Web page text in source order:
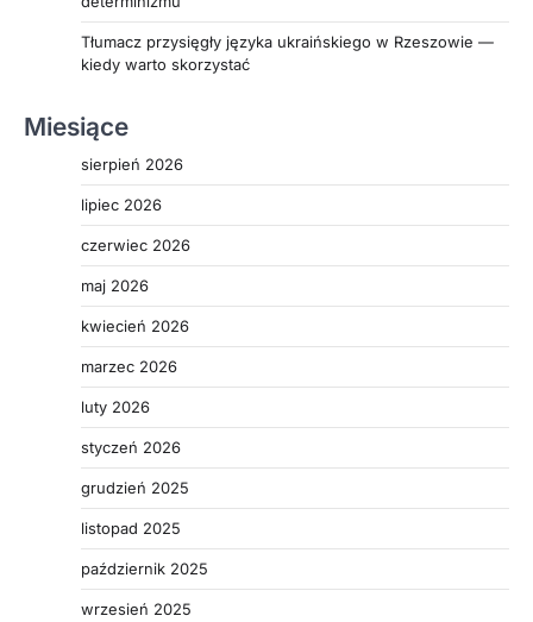
Tłumacz przysięgły języka ukraińskiego w Rzeszowie —
kiedy warto skorzystać
Miesiące
sierpień 2026
lipiec 2026
czerwiec 2026
maj 2026
kwiecień 2026
marzec 2026
luty 2026
styczeń 2026
grudzień 2025
listopad 2025
październik 2025
wrzesień 2025